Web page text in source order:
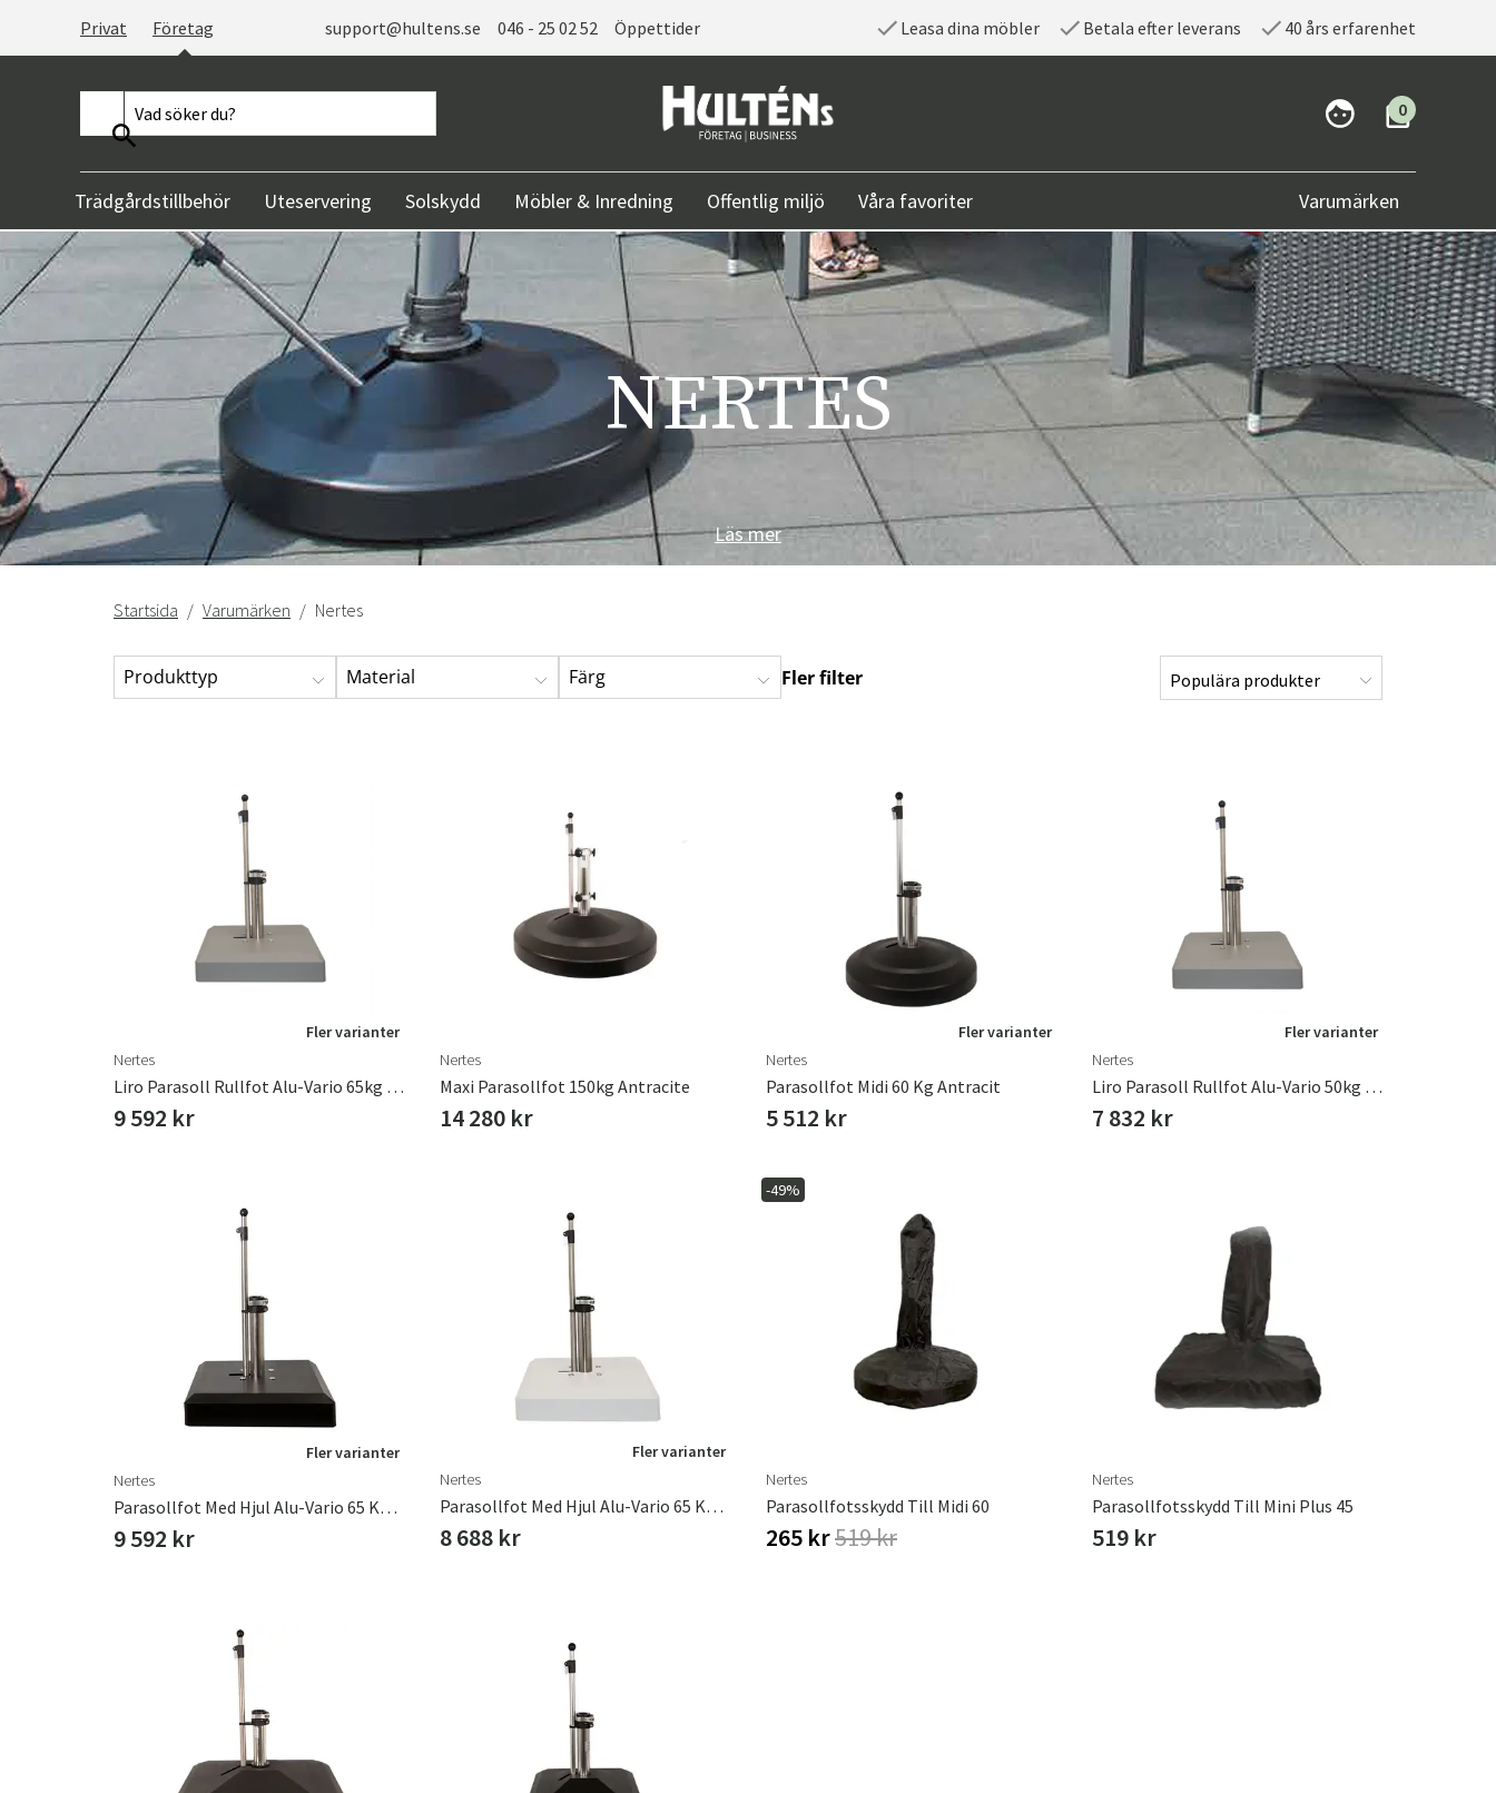
Privat Företag support@hultens.se 046 - 25 02 52 Öppettider Leasa dina möbler Betala efter leverans 40 års erfarenhet
0
Trädgårdstillbehör Uteservering Solskydd Möbler & Inredning Offentlig miljö Våra favoriter Varumärken
NERTES
Läs mer
Startsida Varumärken Nertes
Produkttyp Material Färg Fler filter
Fler varianter
Nertes
Liro Parasoll Rullfot Alu-Vario 65kg Graphite
9 592 kr
Nertes
Maxi Parasollfot 150kg Antracite
14 280 kr
Fler varianter
Nertes
Parasollfot Midi 60 Kg Antracit
5 512 kr
Fler varianter
Nertes
Liro Parasoll Rullfot Alu-Vario 50kg Graphite
7 832 kr
Fler varianter
Nertes
Parasollfot Med Hjul Alu-Vario 65 Kg Antracit
9 592 kr
Fler varianter
Nertes
Parasollfot Med Hjul Alu-Vario 65 Kg Vit
8 688 kr
-49%
Nertes
Parasollfotsskydd Till Midi 60
265 kr519 kr
Nertes
Parasollfotsskydd Till Mini Plus 45
519 kr